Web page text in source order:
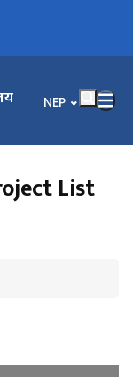
भाषा चयन गर्नुहोस्
NEP
List